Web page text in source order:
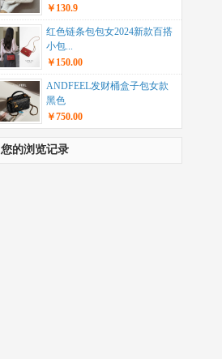
￥130.9
红色链条包包女2024新款百搭
小包...
￥150.00
ANDFEEL发财桶盒子包女款
黑色
￥750.00
您的浏览记录